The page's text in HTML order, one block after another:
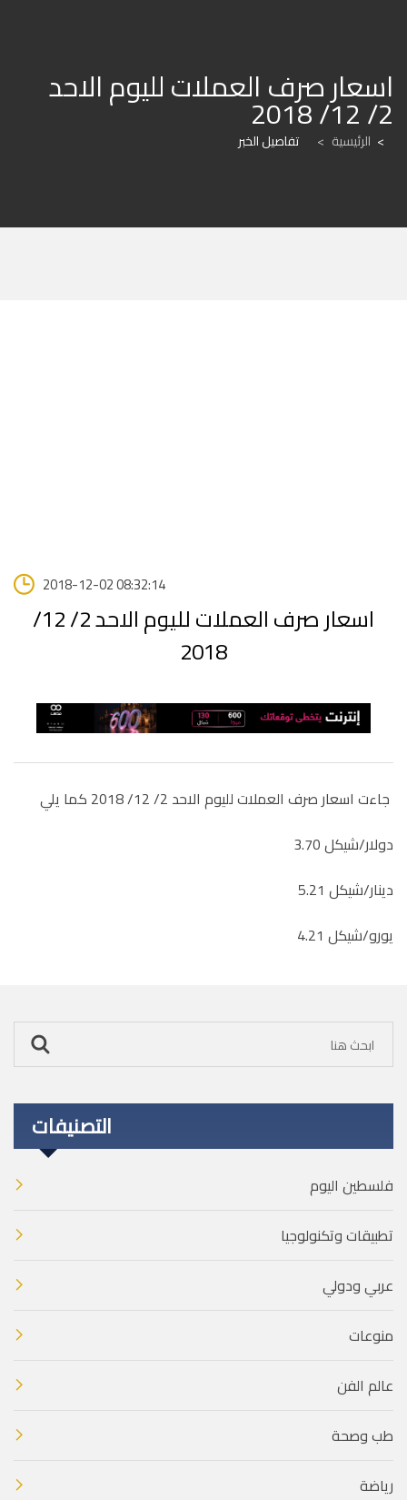
2/ 12/ 2018
الرئيسية > تفاصيل الخبر
2018-12-02 08:32:14
اسعار صرف العملات لليوم الاحد 2/ 12/
2018
جاءت اسعار صرف العملات لليوم الاحد 2/ 12/ 2018 كما يلي
دولار/شيكل 3.70
دينار/شيكل 5.21
يورو/شيكل 4.21
التصنيفات
فلسطين اليوم
تطبيقات وتكنولوجيا
عربي ودولي
منوعات
عالم الفن
طب وصحة
رياضة